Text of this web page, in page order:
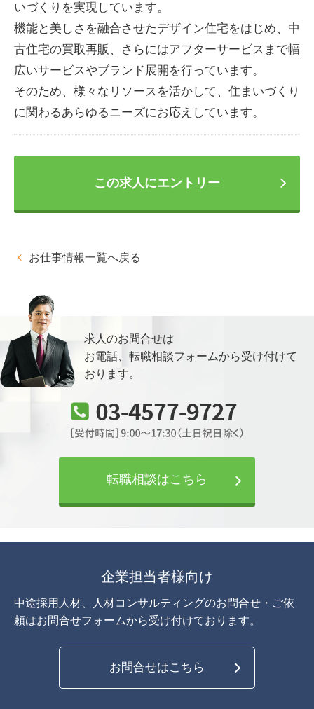
いづくりを実現しています。
機能と美しさを融合させたデザイン住宅をはじめ、中
古住宅の買取再販、さらにはアフターサービスまで幅
広いサービスやブランド展開を行っています。
そのため、様々なリソースを活かして、住まいづくり
に関わるあらゆるニーズにお応えしています。
この求人にエントリー
お仕事情報一覧へ戻る
求人のお問合せは
お電話、転職相談フォームから受け付けて
おります。
転職相談はこちら
企業担当者様向け
中途採用人材、人材コンサルティングのお問合せ・ご依
頼はお問合せフォームから受け付けております。
お問合せはこちら